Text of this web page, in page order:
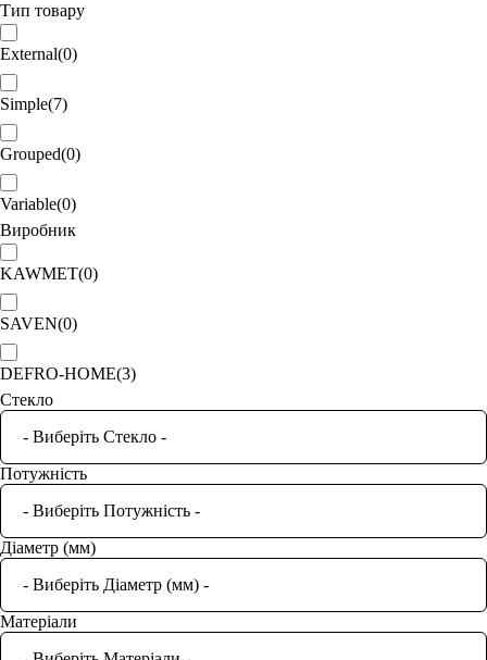
Тип товару
External(0)
Simple(7)
Grouped(0)
Variable(0)
Виробник
KAWMET(0)
SAVEN(0)
DEFRO-HOME(3)
Стекло
Потужність
Діаметр (мм)
Матеріали